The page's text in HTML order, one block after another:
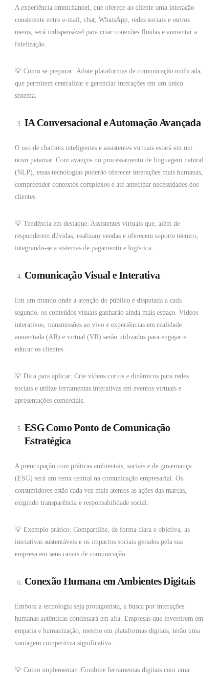
A experiência omnichannel, que oferece ao cliente uma interação
consistente entre e-mail, chat, WhatsApp, redes sociais e outros
meios, será indispensável para criar conexões fluidas e aumentar a
fidelização.
💡 Como se preparar: Adote plataformas de comunicação unificada,
que permitem centralizar e gerenciar interações em um único
sistema.
IA Conversacional e Automação Avançada
O uso de chatbots inteligentes e assistentes virtuais estará em um
novo patamar. Com avanços no processamento de linguagem natural
(NLP), essas tecnologias poderão oferecer interações mais humanas,
compreender contextos complexos e até antecipar necessidades dos
clientes.
💡 Tendência em destaque: Assistentes virtuais que, além de
responderem dúvidas, realizam vendas e oferecem suporte técnico,
integrando-se a sistemas de pagamento e logística.
Comunicação Visual e Interativa
Em um mundo onde a atenção do público é disputada a cada
segundo, os conteúdos visuais ganharão ainda mais espaço. Vídeos
interativos, transmissões ao vivo e experiências em realidade
aumentada (AR) e virtual (VR) serão utilizados para engajar e
educar os clientes.
💡 Dica para aplicar: Crie vídeos curtos e dinâmicos para redes
sociais e utilize ferramentas interativas em eventos virtuais e
apresentações comerciais.
ESG Como Ponto de Comunicação
Estratégica
A preocupação com práticas ambientais, sociais e de governança
(ESG) será um tema central na comunicação empresarial. Os
consumidores estão cada vez mais atentos as ações das marcas,
exigindo transparência e responsabilidade social.
💡 Exemplo prático: Compartilhe, de forma clara e objetiva, as
iniciativas sustentáveis e os impactos sociais gerados pela sua
empresa em seus canais de comunicação.
Conexão Humana em Ambientes Digitais
Embora a tecnologia seja protagonista, a busca por interações
humanas autênticas continuará em alta. Empresas que investirem em
empatia e humanização, mesmo em plataformas digitais, terão uma
vantagem competitiva significativa.
💡 Como implementar: Combine ferramentas digitais com uma